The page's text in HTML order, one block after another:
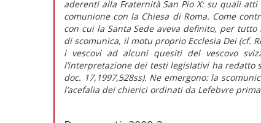
aderenti alla Fraternità San Pio X: su quali
comunione con la Chiesa di Roma. Come
con cui la Santa Sede aveva definito, per
di scomunica, il motu proprio Ecclesia Dei (cf.
i vescovi ad alcuni quesiti del vescovo
l’interpretazione dei testi legislativi ha redatto
doc. 17,1997,528ss). Ne emergono: la
l’acefalia dei chierici ordinati da Lefebvre